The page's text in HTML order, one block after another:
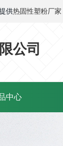
供热固性塑粉厂家
公司
中心